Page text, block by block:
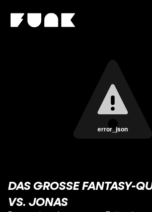
error_json
DAS GROSSE FANTASY-
S. JONAS